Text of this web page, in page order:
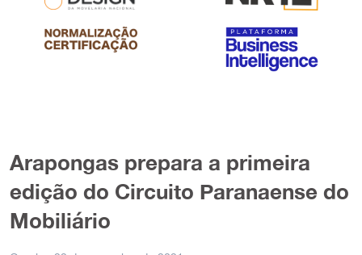
Arapongas prepara a primeira
edição do Circuito Paranaense do
Mobiliário